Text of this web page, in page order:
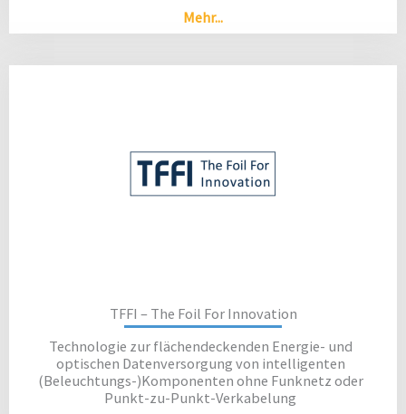
Mehr...
TFFI – The Foil For Innovation
Technologie zur flächendeckenden Energie- und
optischen Datenversorgung von intelligenten
(Beleuchtungs-)Komponenten ohne Funknetz oder
Punkt-zu-Punkt-Verkabelung